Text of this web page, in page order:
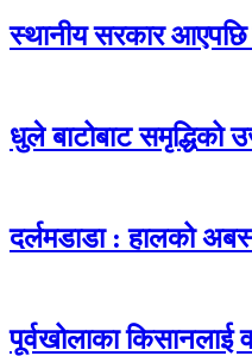
स्थानीय सरकार आएपछि
धुले बाटोबाट समृद्धिको
दर्लमडाडा : हालको
पूर्वखोलाका किसानलाई